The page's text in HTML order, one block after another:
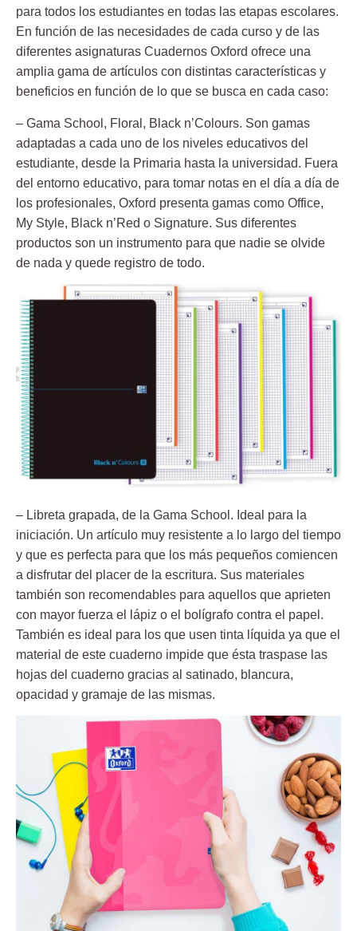
para todos los estudiantes en todas las etapas escolares.
En función de las necesidades de cada curso y de las
diferentes asignaturas Cuadernos Oxford ofrece una
amplia gama de artículos con distintas características y
beneficios en función de lo que se busca en cada caso:
– Gama School , Floral, Black n’Colours. Son gamas
adaptadas a cada uno de los niveles educativos del
estudiante, desde la Primaria hasta la universidad. Fuera
del entorno educativo, para tomar notas en el día a día de
los profesionales, Oxford presenta gamas como Office,
My Style, Black n’Red o Signature. Sus diferentes
productos son un instrumento para que nadie se olvide
de nada y quede registro de todo.
– Libreta grapada, de la Gama School. I deal para la
iniciación. Un artículo muy resistente a lo largo del tiempo
y que es perfecta para que los más pequeños comiencen
a disfrutar del placer de la escritura. Sus materiales
también son recomendables para aquellos que aprieten
con mayor fuerza el lápiz o el bolígrafo contra el papel.
También es ideal para los que usen tinta líquida ya que el
material de este cuaderno impide que ésta traspase las
hojas del cuaderno gracias al satinado, blancura,
opacidad y gramaje de las mismas.